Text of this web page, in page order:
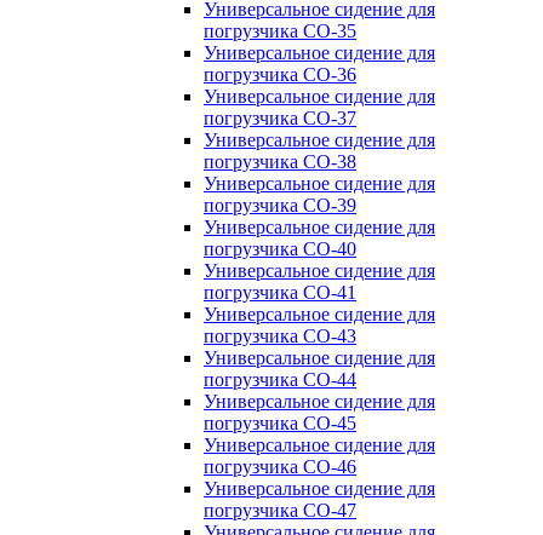
Универсальное сидение для
погрузчика CO-35
Универсальное сидение для
погрузчика CO-36
Универсальное сидение для
погрузчика CO-37
Универсальное сидение для
погрузчика CO-38
Универсальное сидение для
погрузчика CO-39
Универсальное сидение для
погрузчика CO-40
Универсальное сидение для
погрузчика CO-41
Универсальное сидение для
погрузчика CO-43
Универсальное сидение для
погрузчика CO-44
Универсальное сидение для
погрузчика CO-45
Универсальное сидение для
погрузчика CO-46
Универсальное сидение для
погрузчика CO-47